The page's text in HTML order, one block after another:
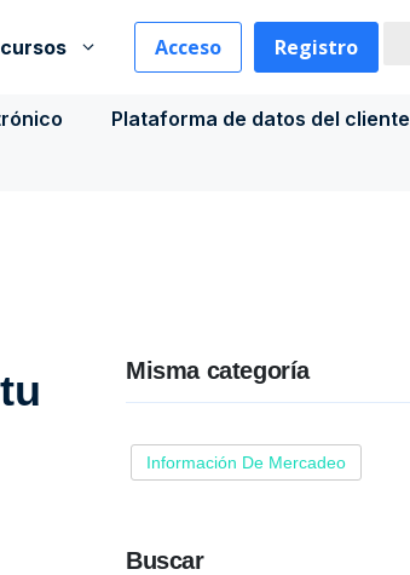
Acceso Registro
Plataforma de datos del cliente
Misma categoría
Información De Mercadeo
Buscar